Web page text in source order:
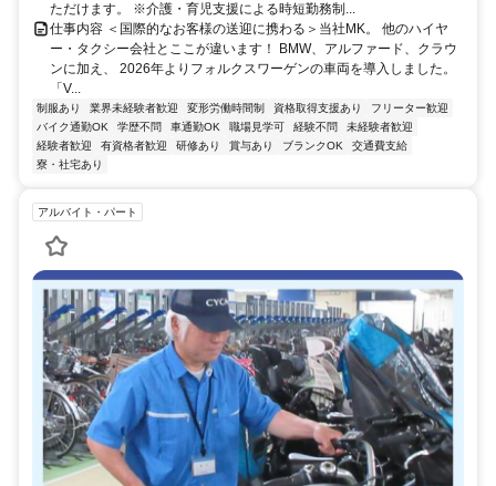
ただけます。 ※介護・育児支援による時短勤務制...
仕事内容 ＜国際的なお客様の送迎に携わる＞当社MK。 他のハイヤ
ー・タクシー会社とここが違います！ BMW、アルファード、クラウ
ンに加え、 2026年よりフォルクスワーゲンの車両を導入しました。
「V...
制服あり 業界未経験者歓迎 変形労働時間制 資格取得支援あり
フリーター歓迎
バイク通勤OK
学歴不問 車通勤OK 職場見学可 経験不問
未経験者歓迎
経験者歓迎
有資格者歓迎 研修あり 賞与あり ブランクOK
交通費支給
寮・社宅あり
アルバイト・パート